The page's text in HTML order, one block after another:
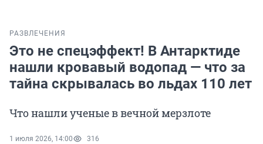
РАЗВЛЕЧЕНИЯ
Это не спецэффект! В Антарктиде
нашли кровавый водопад — что за
тайна скрывалась во льдах 110 лет
Что нашли ученые в вечной мерзлоте
1 июля 2026, 14:00 316